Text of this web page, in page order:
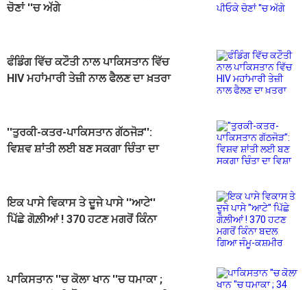
ਚੋਣਾਂ ''ਚ ਅੱਗੇ
ਫੰਡਿੰਗ ਵਿੱਚ ਕਟੌਤੀ ਨਾਲ ਪਾਕਿਸਤਾਨ ਵਿੱਚ
HIV ਮਹਾਂਮਾਰੀ ਤੇਜ਼ੀ ਨਾਲ ਫੈਲਣ ਦਾ ਖ਼ਤਰਾ
''ਤੁਰਕੀ-ਕਤਰ-ਪਾਕਿਸਤਾਨ ਗੱਠਜੋੜ'':
ਵਿਸ਼ਵ ਸ਼ਾਂਤੀ ਲਈ ਬਣ ਸਕਗਾ ਚਿੰਤਾ ਦਾ
ਇਕ ਪਾਸੇ ਵਿਕਾਸ ਤੇ ਦੂਜੇ ਪਾਸੇ ''ਆਟੇ''
ਪਿੱਛੇ ਗੋਲ਼ੀਆਂ ! 370 ਹਟਣ ਮਗਰੋਂ ਕਿੰਨਾ
ਪਾਕਿਸਤਾਨ ''ਚ ਕੋਲਾ ਖਾਨ ''ਚ ਧਮਾਕਾ ;